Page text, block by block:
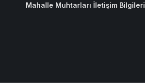
Mahalle Muhtarları İletişim Bilgileri